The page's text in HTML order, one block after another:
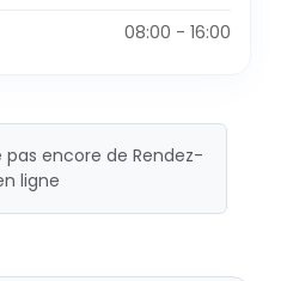
08:00 - 16:00
encore de Rendez-
ligne